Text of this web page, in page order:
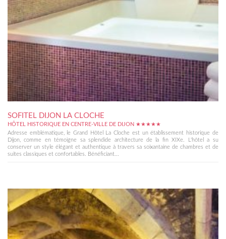
SOFITEL DIJON LA CLOCHE
HÔTEL HISTORIQUE EN CENTRE-VILLE DE DIJON ★★★★★
Adresse emblématique, le Grand Hôtel La Cloche est un établissement historique de
Dijon, comme en témoigne sa splendide architecture de la fin XIXe. L'hôtel a su
conserver un style élégant et authentique à travers sa soixantaine de chambres et de
suites classiques et confortables. Bénéficiant...